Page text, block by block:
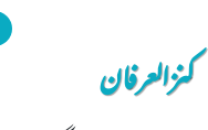
کنزالعرفان